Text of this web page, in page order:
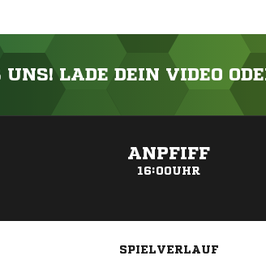
UNS! LADE DEIN VIDEO
ANPFIFF
16:00UHR
SPIELVERLAUF